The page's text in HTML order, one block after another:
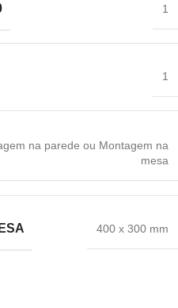
1
1
na parede ou Montagem na
mesa
400 x 300 mm